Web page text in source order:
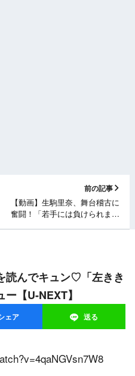
前の記事
【動画】生駒里奈、舞台稽古に
奮闘！「若手には負けられませ
【U-NEXT】
ェア 送る